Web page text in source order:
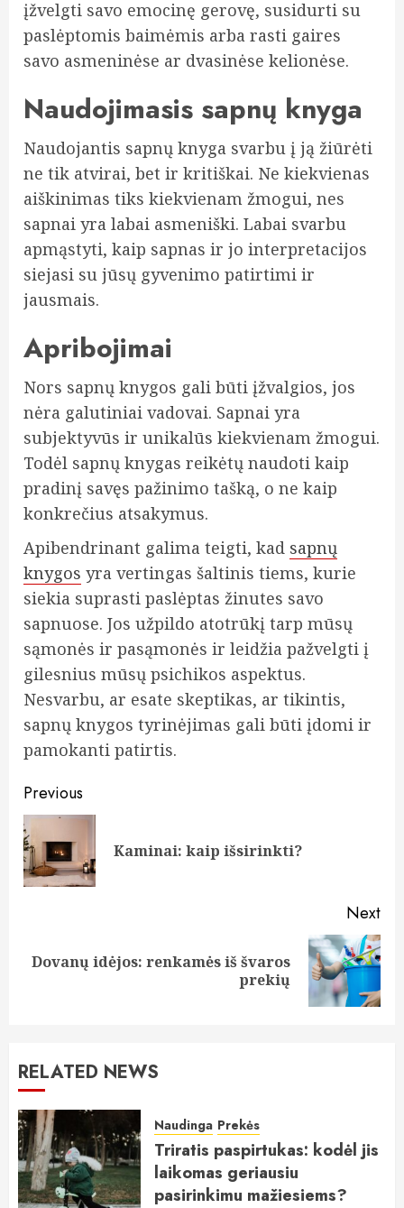
įžvelgti savo emocinę gerovę, susidurti su
paslėptomis baimėmis arba rasti gaires
savo asmeninėse ar dvasinėse kelionėse.
Naudojimasis sapnų knyga
Naudojantis sapnų knyga svarbu į ją žiūrėti
ne tik atvirai, bet ir kritiškai. Ne kiekvienas
aiškinimas tiks kiekvienam žmogui, nes
sapnai yra labai asmeniški. Labai svarbu
apmąstyti, kaip sapnas ir jo interpretacijos
siejasi su jūsų gyvenimo patirtimi ir
jausmais.
Apribojimai
Nors sapnų knygos gali būti įžvalgios, jos
nėra galutiniai vadovai. Sapnai yra
subjektyvūs ir unikalūs kiekvienam žmogui.
Todėl sapnų knygas reikėtų naudoti kaip
pradinį savęs pažinimo tašką, o ne kaip
konkrečius atsakymus.
Apibendrinant galima teigti, kad sapnų
knygos yra vertingas šaltinis tiems, kurie
siekia suprasti paslėptas žinutes savo
sapnuose. Jos užpildo atotrūkį tarp mūsų
sąmonės ir pasąmonės ir leidžia pažvelgti į
gilesnius mūsų psichikos aspektus.
Nesvarbu, ar esate skeptikas, ar tikintis,
sapnų knygos tyrinėjimas gali būti įdomi ir
pamokanti patirtis.
Continue
Reading
Previous
Kaminai: kaip išsirinkti?
Next
Next
Dovanų idėjos: renkamės iš švaros
prekių
RELATED NEWS
Naudinga Prekės
Triratis paspirtukas: kodėl jis
laikomas geriausiu
pasirinkimu mažiesiems?